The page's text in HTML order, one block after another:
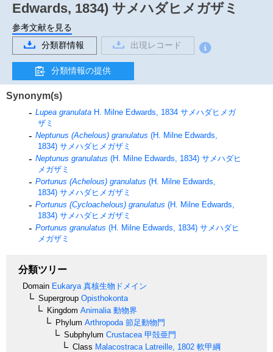
Edwards, 1834) サメハダヒメガザミ
参考文献を見る
分類群情報
出現レコード
分類情報の提供
Synonym(s)
Lupea granulata H. Milne Edwards, 1834 サメハダヒメガ
ザミ
Neptunus (Achelous) granulatus (H. Milne Edwards,
1834) サメハダヒメガザミ
Neptunus granulatus (H. Milne Edwards, 1834) サメハダヒ
メガザミ
Portunus (Achelous) granulatus (H. Milne Edwards,
1834) サメハダヒメガザミ
Portunus (Cycloachelous) granulatus (H. Milne Edwards,
1834) サメハダヒメガザミ
Portunus granulatus (H. Milne Edwards, 1834) サメハダヒ
メガザミ
分類ツリー
Domain Eukarya 真核生物ドメイン
Supergroup Opisthokonta
Kingdom Animalia 動物界
Phylum Arthropoda 節足動物門
Subphylum Crustacea 甲殻亜門
Class Malacostraca Latreille, 1802 軟甲綱